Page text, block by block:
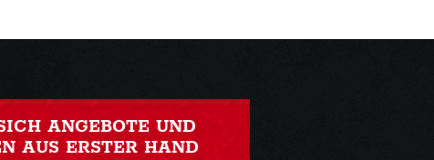
ANGEBOTE UND
AUS ERSTER HAND